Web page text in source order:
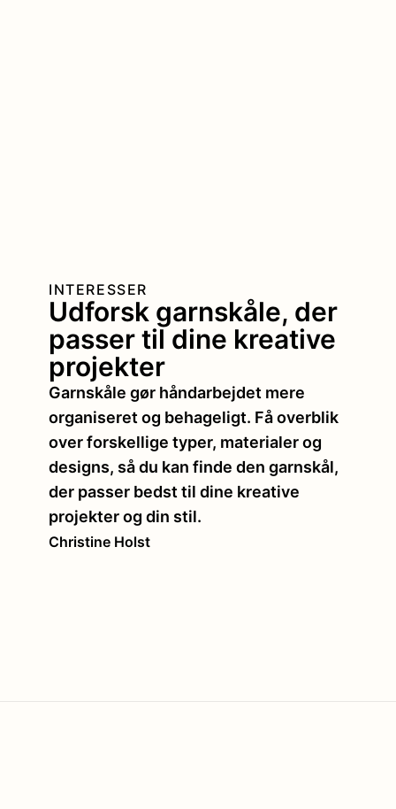
Udforsk garnskåle, der
passer til dine kreative
projekter
INTERESSER
Garnskåle gør håndarbejdet mere
organiseret og behageligt. Få overblik
over forskellige typer, materialer og
designs, så du kan finde den garnskål,
der passer bedst til dine kreative
projekter og din stil.
Christine Holst